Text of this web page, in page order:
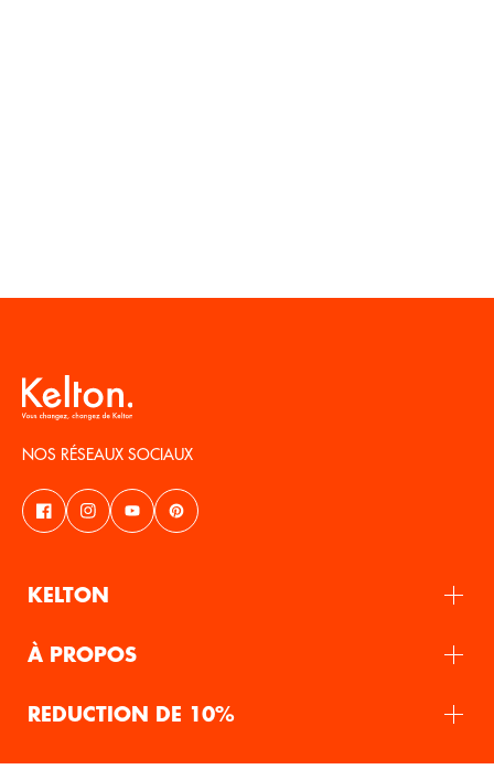
NOS RÉSEAUX SOCIAUX
KELTON
À PROPOS
REDUCTION DE 10%